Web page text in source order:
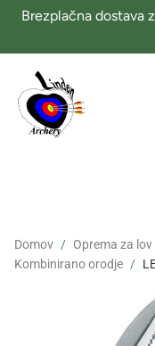
Brezplačna dostava
Domov Oprema za lov
Kombinirano orodje